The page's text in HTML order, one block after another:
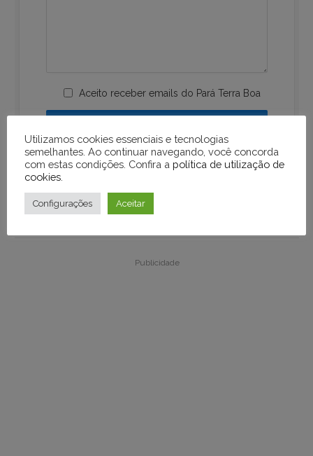
Aceito receber emails do Pará Terra Boa
Publicidade
Utilizamos cookies essenciais e tecnologias
semelhantes. Ao continuar navegando, você concorda
com estas condições. Confira a política de utilização de
cookies
Configurações Aceitar